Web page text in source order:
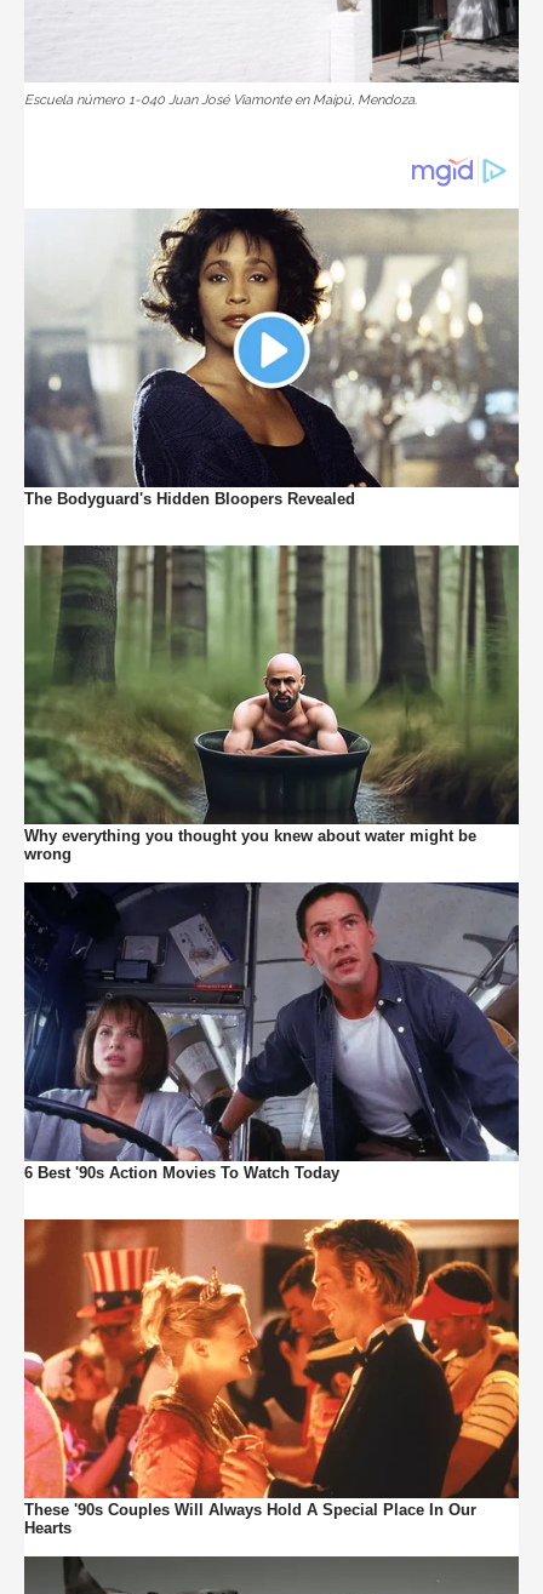
Escuela número 1-040 Juan José Viamonte en Maipú, Mendoza.